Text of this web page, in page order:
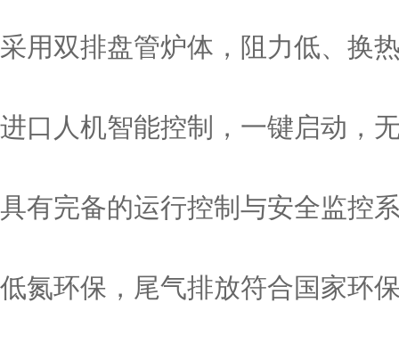
采用双排盘管炉体，阻力低、换
进口人机智能控制，一键启动，
具有完备的运行控制与安全监控
低氮环保，尾气排放符合国家环